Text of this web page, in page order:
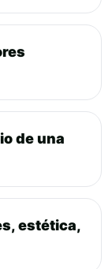
de una
estética,